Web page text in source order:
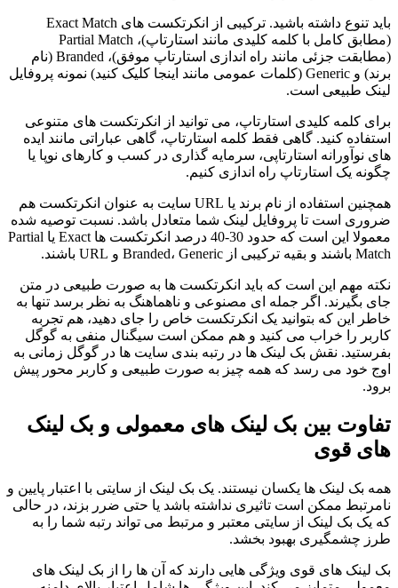
باید تنوع داشته باشید. ترکیبی از انکرتکست های Exact Match
(مطابق کامل با کلمه کلیدی مانند استارتاپ)، Partial Match
(مطابقت جزئی مانند راه اندازی استارتاپ موفق)، Branded (نام
برند) و Generic (کلمات عمومی مانند اینجا کلیک کنید) نمونه پروفایل
لینک طبیعی است.
برای کلمه کلیدی استارتاپ، می توانید از انکرتکست های متنوعی
استفاده کنید. گاهی فقط کلمه استارتاپ، گاهی عباراتی مانند ایده
های نوآورانه استارتاپی، سرمایه گذاری در کسب و کارهای نوپا یا
چگونه یک استارتاپ راه اندازی کنیم.
همچنین استفاده از نام برند یا URL سایت به عنوان انکرتکست هم
ضروری است تا پروفایل لینک شما متعادل باشد. نسبت توصیه شده
معمولا این است که حدود 30-40 درصد انکرتکست ها Exact یا Partial
Match باشند و بقیه ترکیبی از Branded، Generic و URL باشند.
نکته مهم این است که باید انکرتکست ها به صورت طبیعی در متن
جای بگیرند. اگر جمله ای مصنوعی و ناهماهنگ به نظر برسد تنها به
خاطر این که بتوانید یک انکرتکست خاص را جای دهید، هم تجربه
کاربر را خراب می کنید و هم ممکن است سیگنال منفی به گوگل
بفرستید. نقش بک لینک ها در رتبه بندی سایت ها در گوگل زمانی به
اوج خود می رسد که همه چیز به صورت طبیعی و کاربر محور پیش
برود.
تفاوت بین بک لینک های معمولی و بک لینک
های قوی
همه بک لینک ها یکسان نیستند. یک بک لینک از سایتی با اعتبار پایین و
نامرتبط ممکن است تاثیری نداشته باشد یا حتی ضرر بزند، در حالی
که یک بک لینک از سایتی معتبر و مرتبط می تواند رتبه شما را به
طرز چشمگیری بهبود بخشد.
بک لینک های قوی ویژگی هایی دارند که آن ها را از بک لینک های